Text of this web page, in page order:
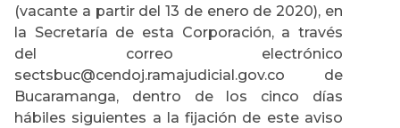
(vacante a partir del 13 de enero de 2020), en
la Secretaría de esta Corporación, a través
del correo electrónico
sectsbuc@cendoj.ramajudicial.gov.co de
Bucaramanga, dentro de los cinco días
hábiles siguientes a la fijación de este aviso